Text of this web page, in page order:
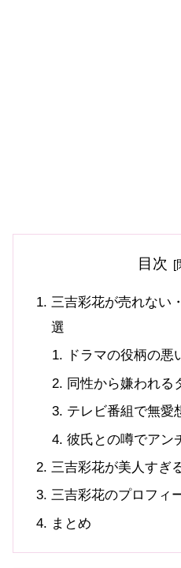
目次
三吉彩花が売れない
選
ドラマの役柄の悪
同性から嫌われる
テレビ番組で無愛
彼氏との噂でアン
三吉彩花が美人すぎ
三吉彩花のプロフィ
まとめ